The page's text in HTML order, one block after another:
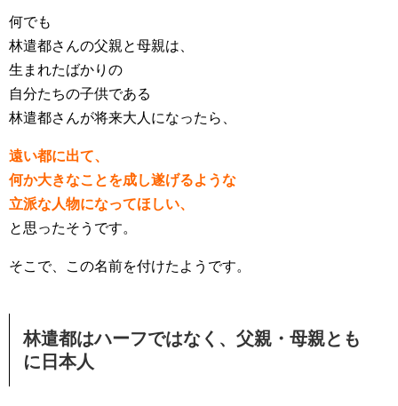
何でも
林遣都さんの父親と母親は、
生まれたばかりの
自分たちの子供である
林遣都さんが将来大人になったら、
遠い都に出て、
何か大きなことを成し遂げるような
立派な人物になってほしい、
と思ったそうです。
そこで、この名前を付けたようです。
林遣都はハーフではなく、父親・母親とも
に日本人